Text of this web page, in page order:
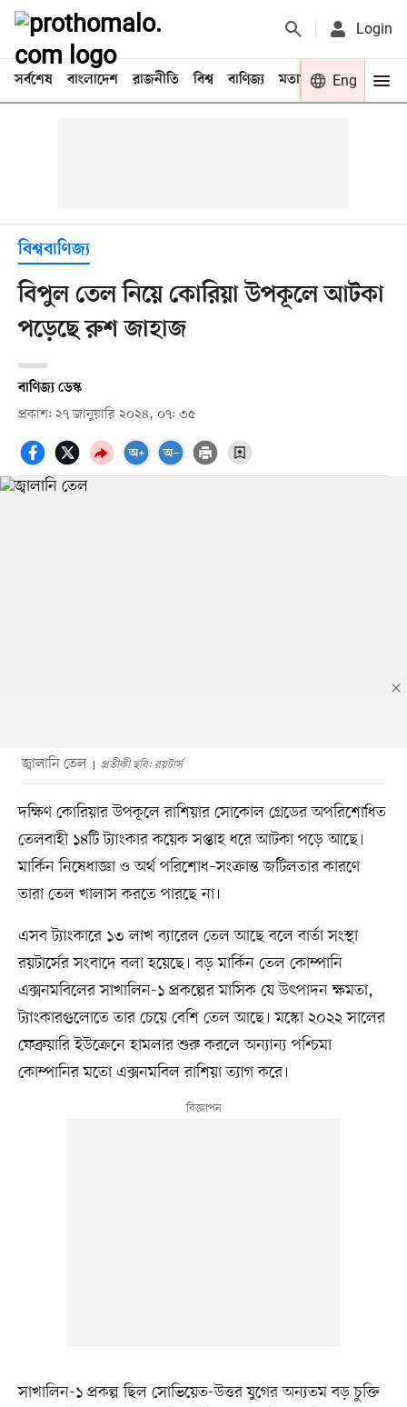
Login
সর্বশেষ বাংলাদেশ রাজনীতি বিশ্ব বাণিজ্য মতামত খেলা
Eng
বিশ্ববাণিজ্য
বিপুল তেল নিয়ে কোরিয়া উপকূলে আটকা
পড়েছে রুশ জাহাজ
বাণিজ্য ডেস্ক
প্রকাশ: ২৭ জানুয়ারি ২০২৪, ০৭: ৩৫
জ্বালানি তেল প্রতীকী ছবি: রয়টার্স
দক্ষিণ কোরিয়ার উপকূলে রাশিয়ার সোকোল গ্রেডের অপরিশোধিত
তেলবাহী ১৪টি ট্যাংকার কয়েক সপ্তাহ ধরে আটকা পড়ে আছে।
মার্কিন নিষেধাজ্ঞা ও অর্থ পরিশোধ–সংক্রান্ত জটিলতার কারণে
তারা তেল খালাস করতে পারছে না।
এসব ট্যাংকারে ১৩ লাখ ব্যারেল তেল আছে বলে বার্তা সংস্থা
রয়টার্সের সংবাদে বলা হয়েছে। বড় মার্কিন তেল কোম্পানি
এক্সনমবিলের সাখালিন-১ প্রকল্পের মাসিক যে উৎপাদন ক্ষমতা,
ট্যাংকারগুলোতে তার চেয়ে বেশি তেল আছে। মস্কো ২০২২ সালের
ফেব্রুয়ারি ইউক্রেনে হামলার শুরু করলে অন্যান্য পশ্চিমা
কোম্পানির মতো এক্সনমবিল রাশিয়া ত্যাগ করে।
সাখালিন-১ প্রকল্প ছিল সোভিয়েত-উত্তর যুগের অন্যতম বড় চুক্তি